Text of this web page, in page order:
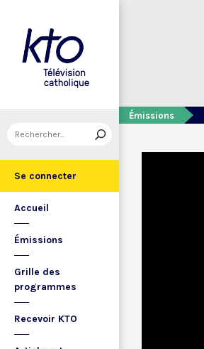
Se connecter
Accueil
Émissions
Grille des
programmes
Recevoir KTO
Émissions